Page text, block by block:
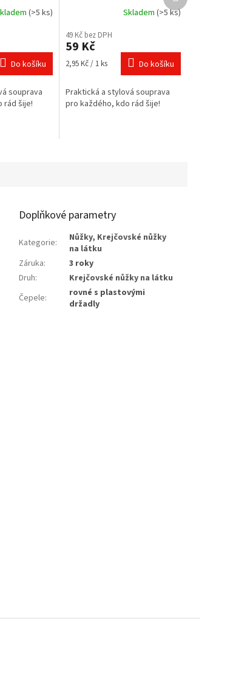
(>5 ks)
Do košíku
souprava
rád šije!
Skladem (>5 ks)
49 Kč bez DPH
59 Kč
Měrná
2,95 Kč / 1 ks Do košíku
Praktická a stylová souprava
pro každého, kdo rád šije!
produkt
Doplňkové parametry
Kategorie: Nůžky, Krejčovské nůžky
na látku
Záruka:
3 roky
Druh:
Krejčovské nůžky na látku
Čepele:
rovné s plastovými
držadly